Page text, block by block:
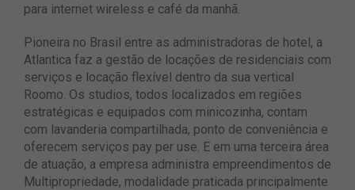
para internet wireless e café da manhã.
Pioneira no Brasil entre as administradoras de hotel, a
Atlantica faz a gestão de locações de residenciais com
serviços e locação flexível dentro da sua vertical
Roomo. Os studios, todos localizados em regiões
estratégicas e equipados com minicozinha, contam
com lavanderia compartilhada, ponto de conveniência e
oferecem serviços pay per use. E em uma terceira área
de atuação, a empresa administra empreendimentos de
Multipropriedade, modalidade praticada principalmente